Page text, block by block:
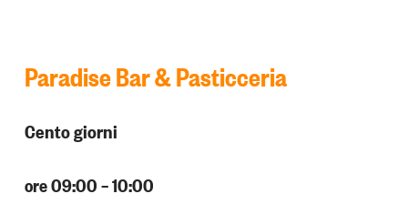
Paradise Bar & Pasticceria
Cento giorni
ore 09:00 – 10:00